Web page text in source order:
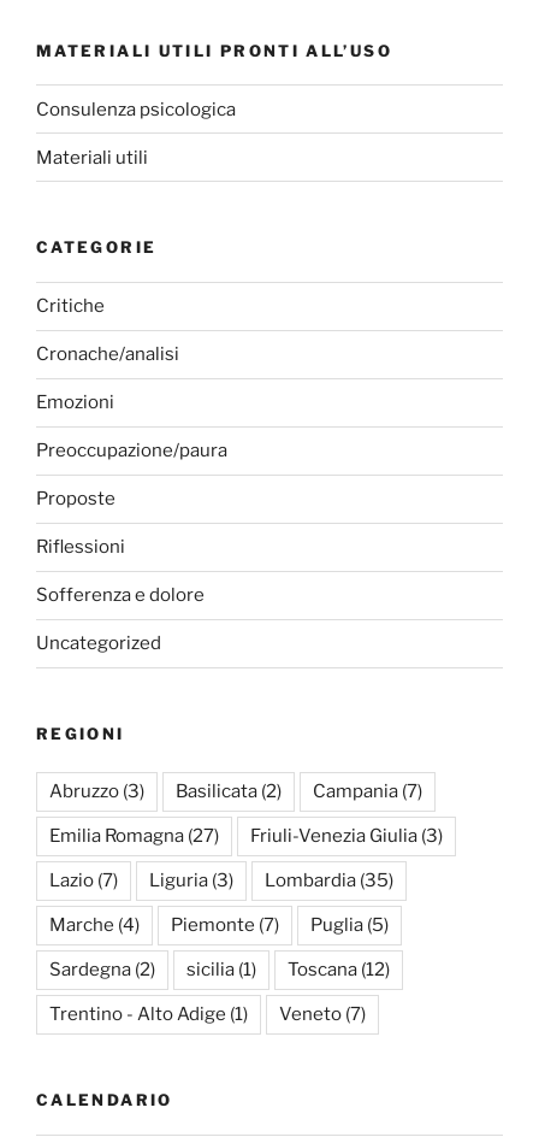
MATERIALI UTILI PRONTI ALL’USO
Consulenza psicologica
Materiali utili
CATEGORIE
Critiche
Cronache/analisi
Emozioni
Preoccupazione/paura
Proposte
Riflessioni
Sofferenza e dolore
Uncategorized
REGIONI
Abruzzo (3) Basilicata (2) Campania (7)
Emilia Romagna (27) Friuli-Venezia Giulia (3)
Lazio (7) Liguria (3) Lombardia (35)
Marche (4) Piemonte (7) Puglia (5)
Sardegna (2) sicilia (1) Toscana (12)
Trentino - Alto Adige (1) Veneto (7)
CALENDARIO